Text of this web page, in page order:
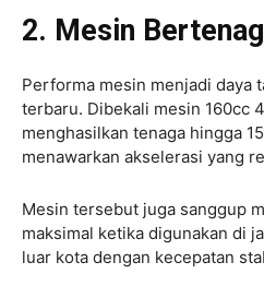
2. Mesin
Performa mesin menjadi daya
terbaru. Dibekali mesin 160cc
menghasilkan tenaga hingga
menawarkan akselerasi yang
Mesin tersebut juga sanggup
maksimal ketika digunakan di
luar kota dengan kecepatan